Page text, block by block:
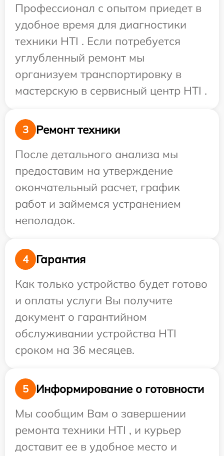
Профессионал с опытом приедет в
удобное время для диагностики
техники HTI . Если потребуется
углубленный ремонт мы
организуем транспортировку в
мастерскую в сервисный центр HTI .
3
Ремонт техники
После детального анализа мы
предоставим на утверждение
окончательный расчет, график
работ и займемся устранением
неполадок.
4
Гарантия
Как только устройство будет готово
и оплаты услуги Вы получите
документ о гарантийном
обслуживании устройства HTI
сроком на 36 месяцев.
5
Информирование о готовности
Мы сообщим Вам о завершении
ремонта техники HTI , и курьер
доставит ее в удобное место и